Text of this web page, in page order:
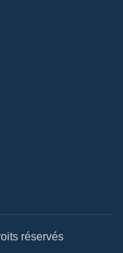
réservés